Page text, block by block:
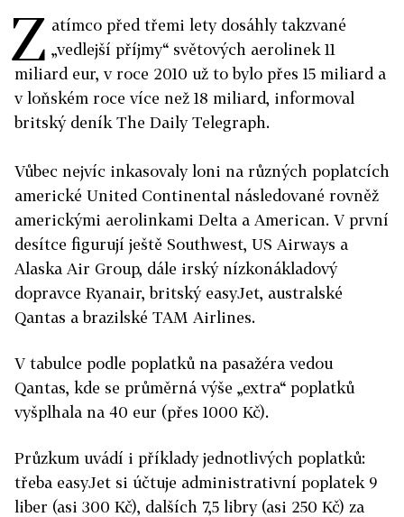
Z atímco před třemi lety dosáhly takzvané
„vedlejší příjmy“ světových aerolinek 11
miliard eur, v roce 2010 už to bylo přes 15 miliard a
v loňském roce více než 18 miliard, informoval
britský deník The Daily Telegraph.
Vůbec nejvíc inkasovaly loni na různých poplatcích
americké United Continental následované rovněž
americkými aerolinkami Delta a American. V první
desítce figurují ještě Southwest, US Airways a
Alaska Air Group, dále irský nízkonákladový
dopravce Ryanair, britský easyJet, australské
Qantas a brazilské TAM Airlines.
V tabulce podle poplatků na pasažéra vedou
Qantas, kde se průměrná výše „extra“ poplatků
vyšplhala na 40 eur (přes 1000 Kč).
Průzkum uvádí i příklady jednotlivých poplatků:
třeba easyJet si účtuje administrativní poplatek 9
liber (asi 300 Kč), dalších 7,5 libry (asi 250 Kč) za